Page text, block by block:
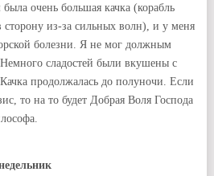
очень большая качка (корабль
сторону из-за сильных волн), и у меня
болезни. Я не мог должным
сладостей были вкушены с
продолжалась до полуночи. Если
то на то будет Добрая Воля Господа